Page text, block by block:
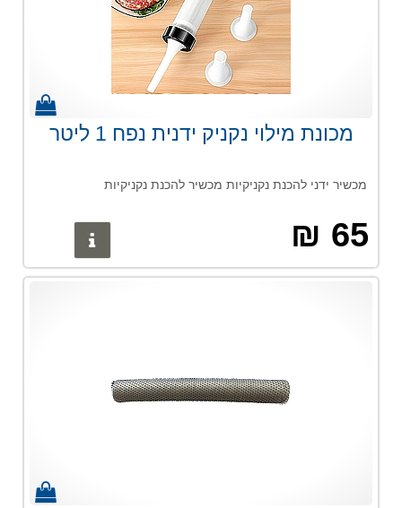
מכונת מילוי נקניק ידנית נפח 1 ליטר
מכשיר ידני להכנת נקניקיות מכשיר להכנת נקניקיות
65 ₪